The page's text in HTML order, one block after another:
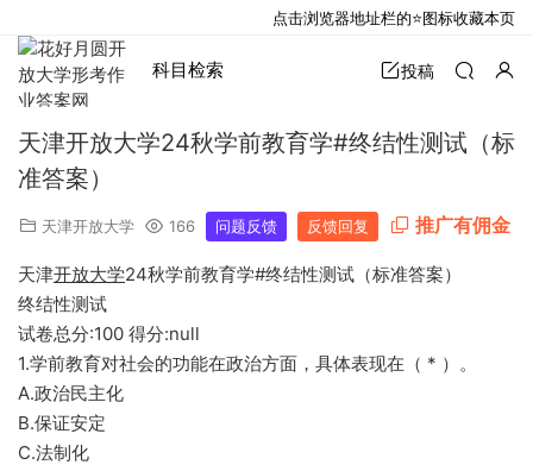
科目检索 投稿
天津开放大学24秋学前教育学#终结性测试（标
准答案）
天津开放大学 166 问题反馈 反馈回复 推广有佣金
天津开放大学24秋学前教育学#终结性测试（标准答案）
终结性测试
试卷总分:100 得分:null
1.学前教育对社会的功能在政治方面，具体表现在（ * ）。
A.政治民主化
B.保证安定
C.法制化
点击浏览器地址栏的⭐图标收藏本页